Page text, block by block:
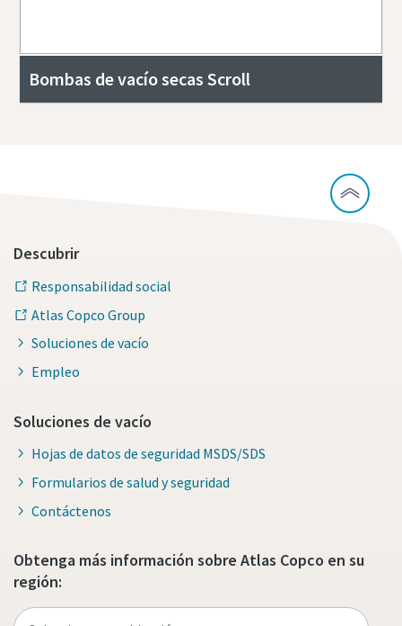
Bombas de vacío secas Scroll
Descubrir
Responsabilidad social
Atlas Copco Group
Soluciones de vacío
Empleo
Soluciones de vacío
Hojas de datos de seguridad MSDS/SDS
Formularios de salud y seguridad
Contáctenos
Obtenga más información sobre Atlas Copco en su
región: